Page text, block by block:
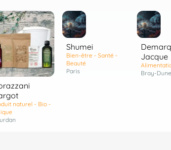
naturel - Bio -
Shumei
Bien-être - Santé -
Beauté
Paris
Jacque
Bray-